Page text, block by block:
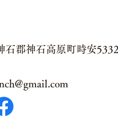
石郡神石高原町時安